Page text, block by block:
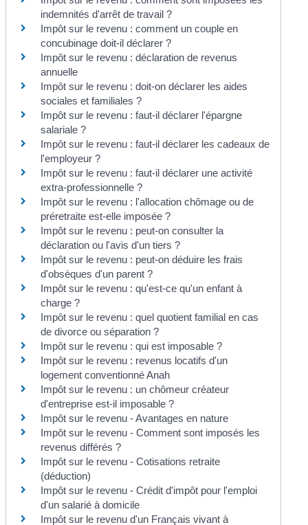
indemnités d'arrêt de travail ?
Impôt sur le revenu : comment un couple en
concubinage doit-il déclarer ?
Impôt sur le revenu : déclaration de revenus
annuelle
Impôt sur le revenu : doit-on déclarer les aides
sociales et familiales ?
Impôt sur le revenu : faut-il déclarer l'épargne
salariale ?
Impôt sur le revenu : faut-il déclarer les cadeaux de
l'employeur ?
Impôt sur le revenu : faut-il déclarer une activité
extra-professionnelle ?
Impôt sur le revenu : l'allocation chômage ou de
préretraite est-elle imposée ?
Impôt sur le revenu : peut-on consulter la
déclaration ou l'avis d'un tiers ?
Impôt sur le revenu : peut-on déduire les frais
d'obsèques d'un parent ?
Impôt sur le revenu : qu'est-ce qu'un enfant à
charge ?
Impôt sur le revenu : quel quotient familial en cas
de divorce ou séparation ?
Impôt sur le revenu : qui est imposable ?
Impôt sur le revenu : revenus locatifs d'un
logement conventionné Anah
Impôt sur le revenu : un chômeur créateur
d'entreprise est-il imposable ?
Impôt sur le revenu - Avantages en nature
Impôt sur le revenu - Comment sont imposés les
revenus différés ?
Impôt sur le revenu - Cotisations retraite
(déduction)
Impôt sur le revenu - Crédit d'impôt pour l'emploi
d'un salarié à domicile
Impôt sur le revenu d'un Français vivant à